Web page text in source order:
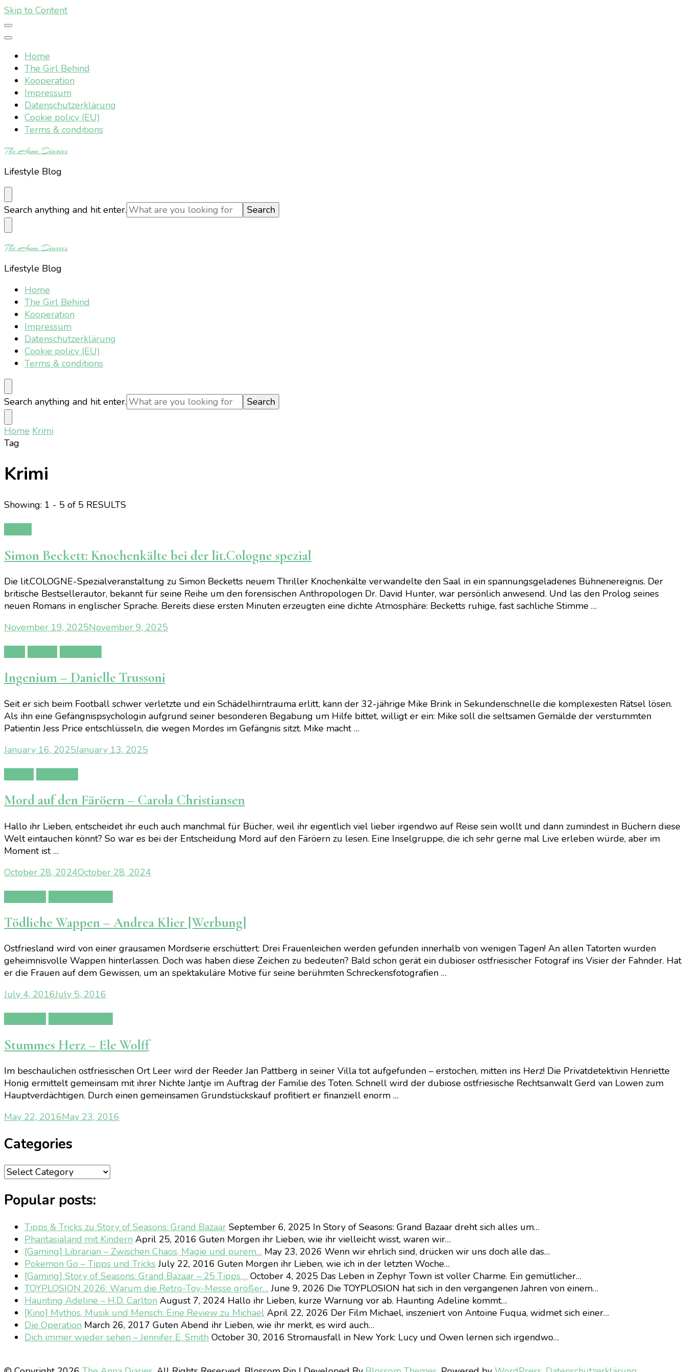
Skip to Content
Home
The Girl Behind
Kooperation
Impressum
Datenschutzerklärung
Cookie policy (EU)
Terms & conditions
The Anna Diaries
Lifestyle Blog
Looking
for
Something?
Search anything and hit enter.
The Anna Diaries
Lifestyle Blog
Home
The Girl Behind
Kooperation
Impressum
Datenschutzerklärung
Cookie policy (EU)
Terms & conditions
Looking
for
Something?
Search anything and hit enter.
Home Krimi
Tag
Krimi
Showing: 1 - 5 of 5 RESULTS
Simon Beckett: Knochenkälte bei der lit.Cologne spezial
Die lit.COLOGNE-Spezialveranstaltung zu Simon Becketts neuem Thriller Knochenkälte verwandelte den Saal in ein spannungsgeladenes Bühnenereignis. Der
britische Bestsellerautor, bekannt für seine Reihe um den forensischen Anthropologen Dr. David Hunter, war persönlich anwesend. Und las den Prolog seines
neuen Romans in englischer Sprache. Bereits diese ersten Minuten erzeugten eine dichte Atmosphäre: Becketts ruhige, fast sachliche Stimme …
November 19, 2025November 9, 2025
Ingenium – Danielle Trussoni
Seit er sich beim Football schwer verletzte und ein Schädelhirntrauma erlitt, kann der 32-jährige Mike Brink in Sekundenschnelle die komplexesten Rätsel lösen.
Als ihn eine Gefängnispsychologin aufgrund seiner besonderen Begabung um Hilfe bittet, willigt er ein: Mike soll die seltsamen Gemälde der verstummten
Patientin Jess Price entschlüsseln, die wegen Mordes im Gefängnis sitzt. Mike macht …
January 16, 2025January 13, 2025
Mord auf den Färöern – Carola Christiansen
Hallo ihr Lieben, entscheidet ihr euch auch manchmal für Bücher, weil ihr eigentlich viel lieber irgendwo auf Reise sein wollt und dann zumindest in Büchern diese
Welt eintauchen könnt? So war es bei der Entscheidung Mord auf den Färöern zu lesen. Eine Inselgruppe, die ich sehr gerne mal Live erleben würde, aber im
Moment ist …
October 28, 2024October 28, 2024
Tödliche Wappen – Andrea Klier [Werbung]
Ostfriesland wird von einer grausamen Mordserie erschüttert: Drei Frauenleichen werden gefunden innerhalb von wenigen Tagen! An allen Tatorten wurden
geheimnisvolle Wappen hinterlassen. Doch was haben diese Zeichen zu bedeuten? Bald schon gerät ein dubioser ostfriesischer Fotograf ins Visier der Fahnder. Hat
er die Frauen auf dem Gewissen, um an spektakuläre Motive für seine berühmten Schreckensfotografien …
July 4, 2016July 5, 2016
Stummes Herz – Ele Wolff
Im beschaulichen ostfriesischen Ort Leer wird der Reeder Jan Pattberg in seiner Villa tot aufgefunden – erstochen, mitten ins Herz! Die Privatdetektivin Henriette
Honig ermittelt gemeinsam mit ihrer Nichte Jantje im Auftrag der Familie des Toten. Schnell wird der dubiose ostfriesische Rechtsanwalt Gerd van Lowen zum
Hauptverdächtigen. Durch einen gemeinsamen Grundstückskauf profitiert er finanziell enorm …
May 22, 2016May 23, 2016
Categories
Categories
Popular posts:
Tipps & Tricks zu Story of Seasons: Grand Bazaar September 6, 2025 In Story of Seasons: Grand Bazaar dreht sich alles um…
Phantasialand mit Kindern April 25, 2016 Guten Morgen ihr Lieben, wie ihr vielleicht wisst, waren wir…
[Gaming] Librarian – Zwischen Chaos, Magie und purem… May 23, 2026 Wenn wir ehrlich sind, drücken wir uns doch alle das…
Pokemon Go – Tipps und TricksJuly 22, 2016 Guten Morgen ihr Lieben, wie ich in der letzten Woche…
[Gaming] Story of Seasons: Grand Bazaar – 25 Tipps,… October 4, 2025 Das Leben in Zephyr Town ist voller Charme. Ein gemütlicher…
TOYPLOSION 2026: Warum die Retro-Toy-Messe größer… June 9, 2026 Die TOYPLOSION hat sich in den vergangenen Jahren von einem…
Haunting Adeline – H.D. Carlton August 7, 2024 Hallo ihr Lieben, kurze Warnung vor ab. Haunting Adeline kommt…
[Kino] Mythos, Musik und Mensch: Eine Review zu Michael April 22, 2026 Der Film Michael, inszeniert von Antoine Fuqua, widmet sich einer…
Die Operation March 26, 2017 Guten Abend ihr Lieben, wie ihr merkt, es wird auch…
Dich immer wieder sehen – Jennifer E. Smith October 30, 2016 Stromausfall in New York: Lucy und Owen lernen sich irgendwo…